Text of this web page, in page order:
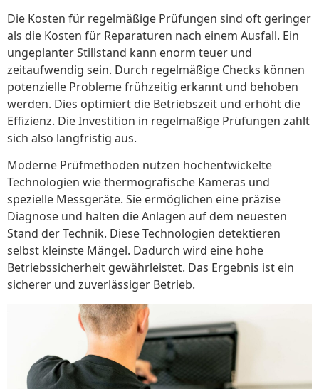
Die Kosten für regelmäßige Prüfungen sind oft geringer
als die Kosten für Reparaturen nach einem Ausfall. Ein
ungeplanter Stillstand kann enorm teuer und
zeitaufwendig sein. Durch regelmäßige Checks können
potenzielle Probleme frühzeitig erkannt und behoben
werden. Dies optimiert die Betriebszeit und erhöht die
Effizienz. Die Investition in regelmäßige Prüfungen zahlt
sich also langfristig aus.
Moderne Prüfmethoden nutzen hochentwickelte
Technologien wie thermografische Kameras und
spezielle Messgeräte. Sie ermöglichen eine präzise
Diagnose und halten die Anlagen auf dem neuesten
Stand der Technik. Diese Technologien detektieren
selbst kleinste Mängel. Dadurch wird eine hohe
Betriebssicherheit gewährleistet. Das Ergebnis ist ein
sicherer und zuverlässiger Betrieb.